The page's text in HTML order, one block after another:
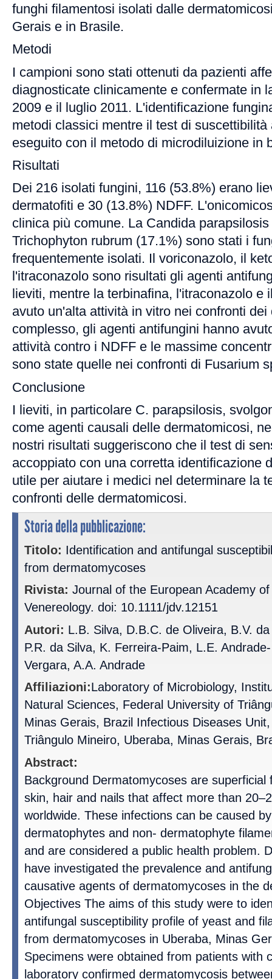
funghi filamentosi isolati dalle
Gerais e in Brasile.
Metodi
I campioni sono stati ottenuti da pazienti
diagnosticate clinicamente e confermate in
2009 e il luglio 2011. L'identificazione
metodi classici mentre il test di
eseguito con il metodo di microdiluizione in
Risultati
Dei 216 isolati fungini, 116 (53.8%) erano
dermatofiti e 30 (13.8%) NDFF.
clinica più comune. La Candida
Trichophyton rubrum (17.1%) sono stati i
frequentemente isolati. Il voriconazolo, il
l'itraconazolo sono risultati gli agenti
lieviti, mentre la terbinafina, l'itraconazolo e
avuto un'alta attività in vitro nei confronti
complesso, gli agenti antifungini hanno
attività contro i NDFF e le massime
sono state quelle nei confronti di Fusarium
Conclusione
I lieviti, in particolare C. parapsilosis,
come agenti causali delle dermatomicosi,
nostri risultati suggeriscono che il test di
accoppiato con una corretta identificazione
utile per aiutare i medici nel determinare la
confronti delle dermatomicosi.
Storia della pubblicazione:
Titolo: Identification and antifungal
from dermatomycoses
Rivista: Journal of the European Academy
Venereology. doi: 10.1111/jdv.12151
Autori: L.B. Silva, D.B.C. de Oliveira, B.V.
P.R. da Silva, K. Ferreira-Paim, L.E.
Vergara, A.A. Andrade
Affiliazioni:Laboratory of Microbiology,
Natural Sciences, Federal University of
Minas Gerais, Brazil Infectious Diseases
Triângulo Mineiro, Uberaba, Minas Gerais,
Abstract:
Background Dermatomycoses are superficial
skin, hair and nails that affect more than
worldwide. These infections can be caused
dermatophytes and non- dermatophyte
and are considered a public health problem.
have investigated the prevalence and
causative agents of dermatomycoses in the
Objectives The aims of this study were to
antifungal susceptibility profile of yeast and
from dermatomycoses in Uberaba, Minas
Specimens were obtained from patients with
laboratory confirmed dermatomycosis